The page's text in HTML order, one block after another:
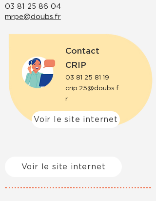
03 81 25 86 04
mrpe@doubs.fr
Contact
CRIP
03 81 25 81 19
crip.25@doubs.f
r
Voir le site internet
Voir le site internet